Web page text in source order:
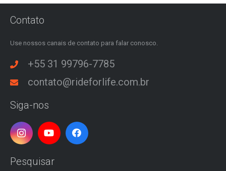
Contato
Use nossos canais de contato para falar conosco.
+55 31 99796-7785
contato@rideforlife.com.br
Siga-nos
Pesquisar